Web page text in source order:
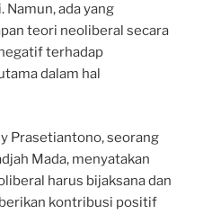
ada yang
teori neoliberal secara
terhadap
dalam hal
Prasetiantono, seorang
Mada, menyatakan
harus bijaksana dan
kontribusi positif